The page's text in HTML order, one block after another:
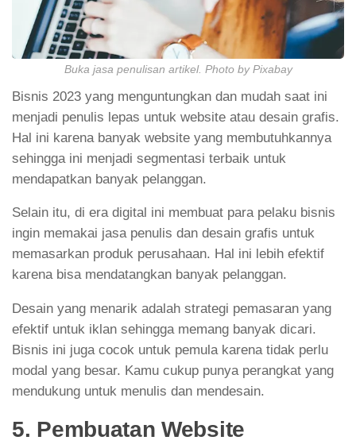
Buka jasa penulisan artikel. Photo by Pixabay
Bisnis 2023 yang menguntungkan dan mudah saat ini
menjadi penulis lepas untuk website atau desain grafis.
Hal ini karena banyak website yang membutuhkannya
sehingga ini menjadi segmentasi terbaik untuk
mendapatkan banyak pelanggan.
Selain itu, di era digital ini membuat para pelaku bisnis
ingin memakai jasa penulis dan desain grafis untuk
memasarkan produk perusahaan. Hal ini lebih efektif
karena bisa mendatangkan banyak pelanggan.
Desain yang menarik adalah strategi pemasaran yang
efektif untuk iklan sehingga memang banyak dicari.
Bisnis ini juga cocok untuk pemula karena tidak perlu
modal yang besar. Kamu cukup punya perangkat yang
mendukung untuk menulis dan mendesain.
5. Pembuatan Website